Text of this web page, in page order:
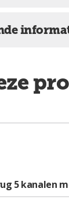
5 kanalen